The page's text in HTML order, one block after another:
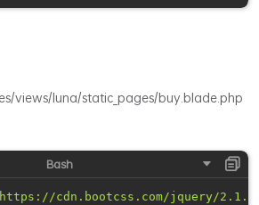
views/luna/static_pages/buy.blade.php
cdn.bootcss.com/jquery/